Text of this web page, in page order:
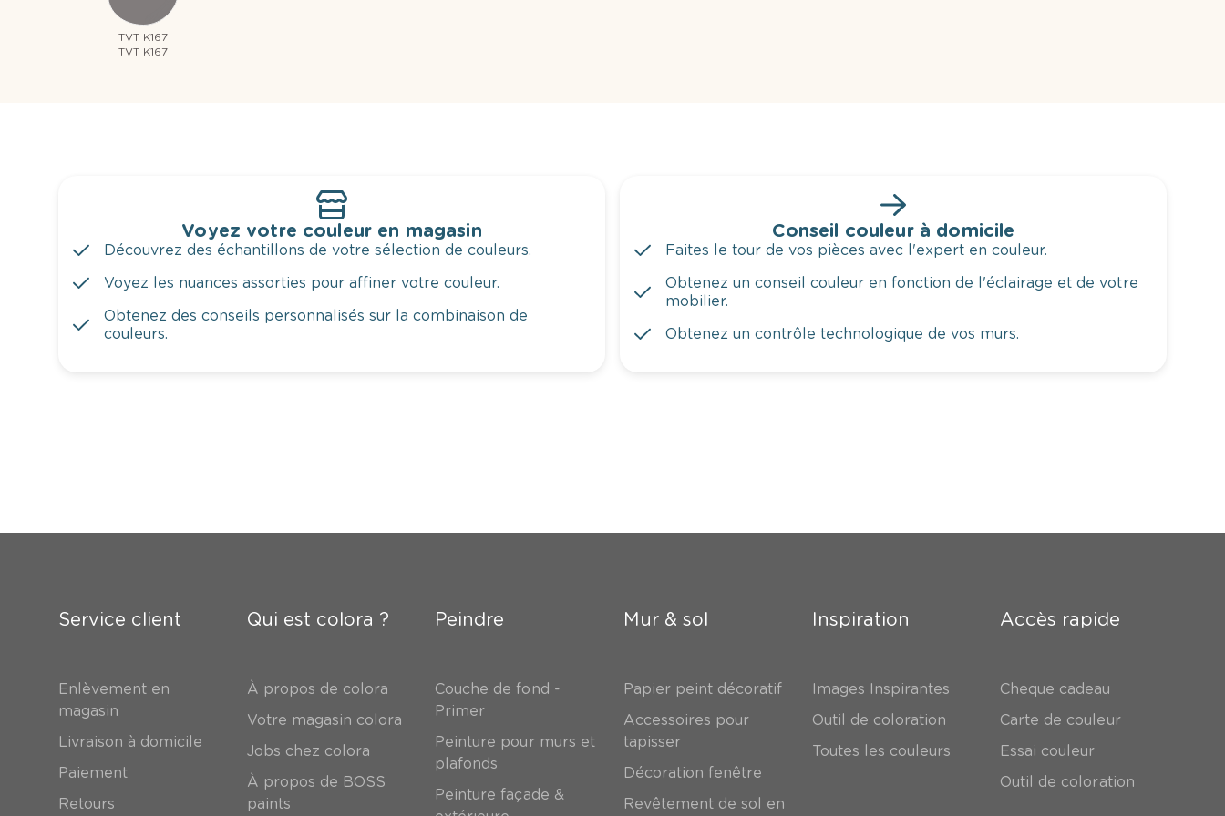
TVT K167
TVT K167
Voyez votre couleur en magasin
Découvrez des échantillons de votre sélection de couleurs.
Voyez les nuances assorties pour affiner votre couleur.
Obtenez des conseils personnalisés sur la combinaison de
couleurs.
Conseil couleur à domicile
Faites le tour de vos pièces avec l'expert en couleur.
Obtenez un conseil couleur en fonction de l'éclairage et de votre
mobilier.
Obtenez un contrôle technologique de vos murs.
Service client
Enlèvement en
magasin
Livraison à domicile
Paiement
Retours
Qui est colora ?
À propos de colora
Votre magasin colora
Jobs chez colora
À propos de BOSS
paints
Peindre
Couche de fond -
Primer
Peinture pour murs et
plafonds
Peinture façade &
Mur & sol
Papier peint décoratif
Accessoires pour
tapisser
Décoration fenêtre
Revêtement de sol en
Inspiration
Images Inspirantes
Outil de coloration
Toutes les couleurs
Accès rapide
Cheque cadeau
Carte de couleur
Essai couleur
Outil de coloration